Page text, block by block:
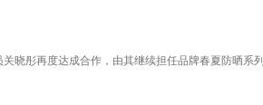
晓彤再度达成合作，由其继续担任品牌春夏防晒系列